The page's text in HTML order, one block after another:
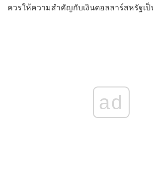
ควรให้ความสำคัญกับเงินดอลลาร์สหรัฐเป็
ad